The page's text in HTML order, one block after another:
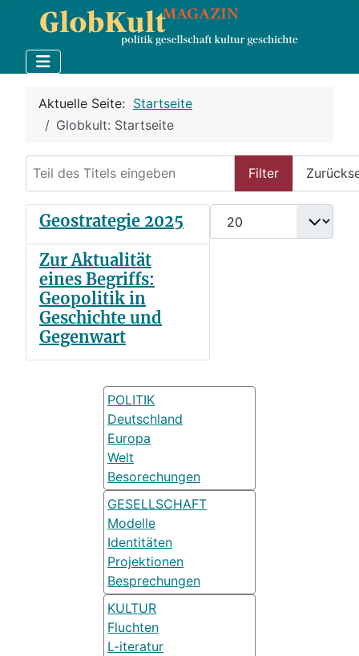
Aktuelle Seite: Startseite
Globkult: Startseite
Filter
Anzeige #
Geostrategie 2025
Zur Aktualität
eines Begriffs:
Geopolitik in
Geschichte und
Gegenwart
POLITIK
Deutschland
Europa
Welt
Besorechungen
GESELLSCHAFT
Modelle
Identitäten
Projektionen
Besprechungen
KULTUR
Fluchten
L-iteratur